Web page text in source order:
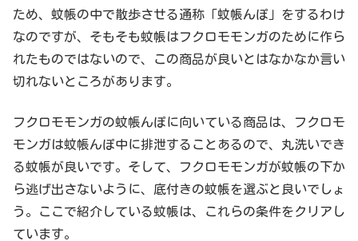
ため、蚊帳の中で散歩させる通称「蚊帳んぽ」をするわけ
なのですが、そもそも蚊帳はフクロモモンガのために作ら
れたものではないので、この商品が良いとはなかなか言い
切れないところがあります。
フクロモモンガの蚊帳んぽに向いている商品は、フクロモ
モンガは蚊帳んぽ中に排泄することあるので、丸洗いでき
る蚊帳が良いです。そして、フクロモモンガが蚊帳の下か
ら逃げ出さないように、底付きの蚊帳を選ぶと良いでしょ
う。ここで紹介している蚊帳は、これらの条件をクリアし
ています。